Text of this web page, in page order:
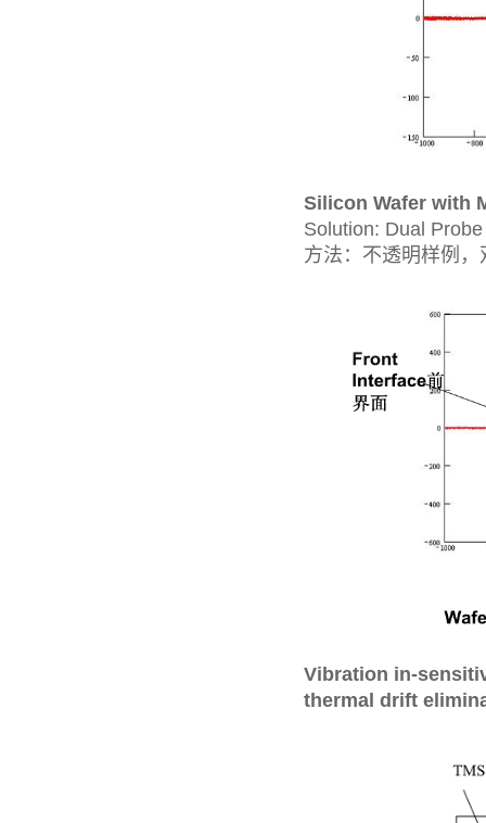
Silicon Wafer with
Solution: Dual
方法：不透明样例，
Vibration in-
thermal drift